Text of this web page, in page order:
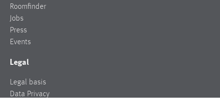
Roomfinder
Jobs
Press
Events
Legal
Legal basis
Data Privacy